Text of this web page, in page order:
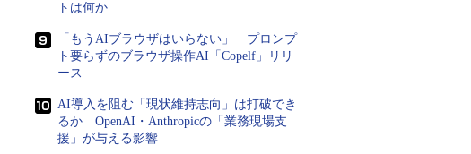
トは何か
「もうAIブラウザはいらない」 プロンプ
ト要らずのブラウザ操作AI「Copelf」リリ
ース
AI導入を阻む「現状維持志向」は打破でき
るか OpenAI・Anthropicの「業務現場支
援」が与える影響